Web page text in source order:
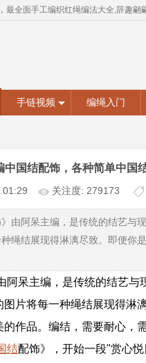
最全面手工编织红绳编法大全,辞趣翩
手链视频 编绳入门
中国结配饰，各种简单中国
01:29 关注度: 279173
》由阿呆主编，是传统的结艺
绳结展现得淋漓尽致。即便你
阿呆主编，是传统的结艺与
图片将每一种绳结展现得淋
作品。编结，需要耐心，
结配饰》，开始一段"赏心悦